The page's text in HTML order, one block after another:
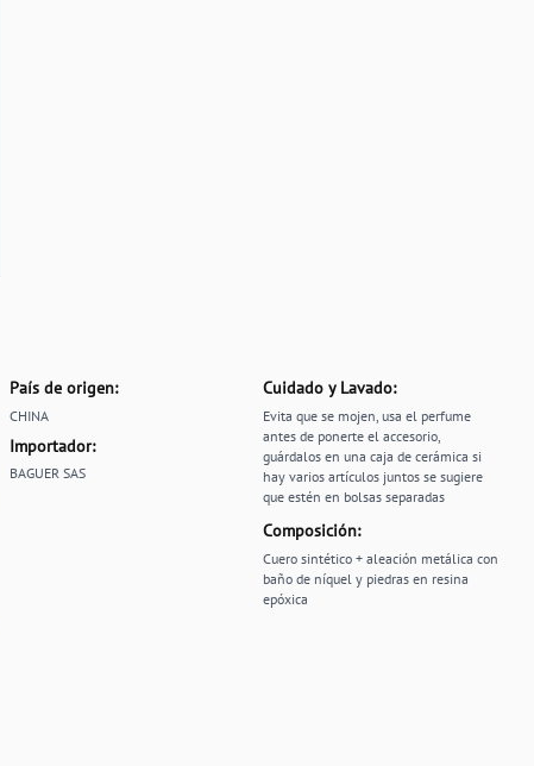
País de origen:
CHINA
Importador:
BAGUER SAS
Cuidado y Lavado:
Evita que se mojen, usa el perfume
antes de ponerte el accesorio,
guárdalos en una caja de cerámica si
hay varios artículos juntos se sugiere
que estén en bolsas separadas
Composición:
Cuero sintético + aleación metálica con
baño de níquel y piedras en resina
epóxica